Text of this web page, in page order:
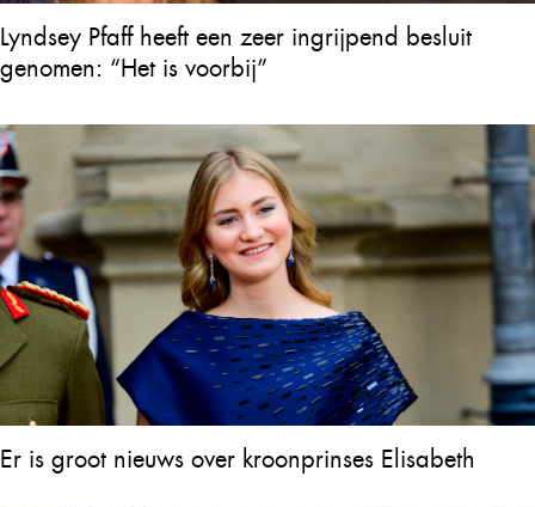
Lyndsey Pfaff heeft een zeer ingrijpend besluit
genomen: “Het is voorbij”
Er is groot nieuws over kroonprinses Elisabeth